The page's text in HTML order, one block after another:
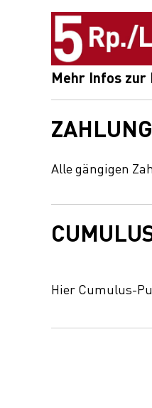
Mehr Infos zur
Alle gängigen
Hier Cumulus-